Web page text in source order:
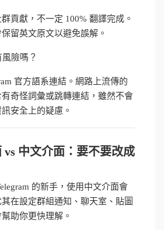
貢獻，不一定 100% 翻譯完成。
留英文原文以避免誤解。
險嗎？
官方語系連結。網路上流傳的
奇怪詞彙或跳轉連結，雖然不會
安全上的疑慮。
vs 中文介面：要不要改成
的新手，使用中文介面會
在設定群組通知、聊天室、貼圖
助你更快理解。